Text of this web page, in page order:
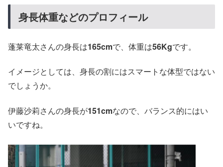
身長体重などのプロフィール
蓬莱竜太さんの身長は165cmで、体重は56Kgです。
イメージとしては、身長の割にはスマートな体型ではない
でしょうか。
伊藤沙莉さんの身長が151cmなので、バランス的にはい
いですね。